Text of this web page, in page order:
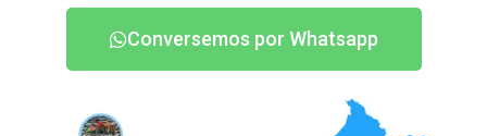
Conversemos por Whatsapp